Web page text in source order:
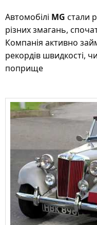
Автомобілі MG стали
різних змагань,
Компанія активно
рекордів швидкості,
поприще